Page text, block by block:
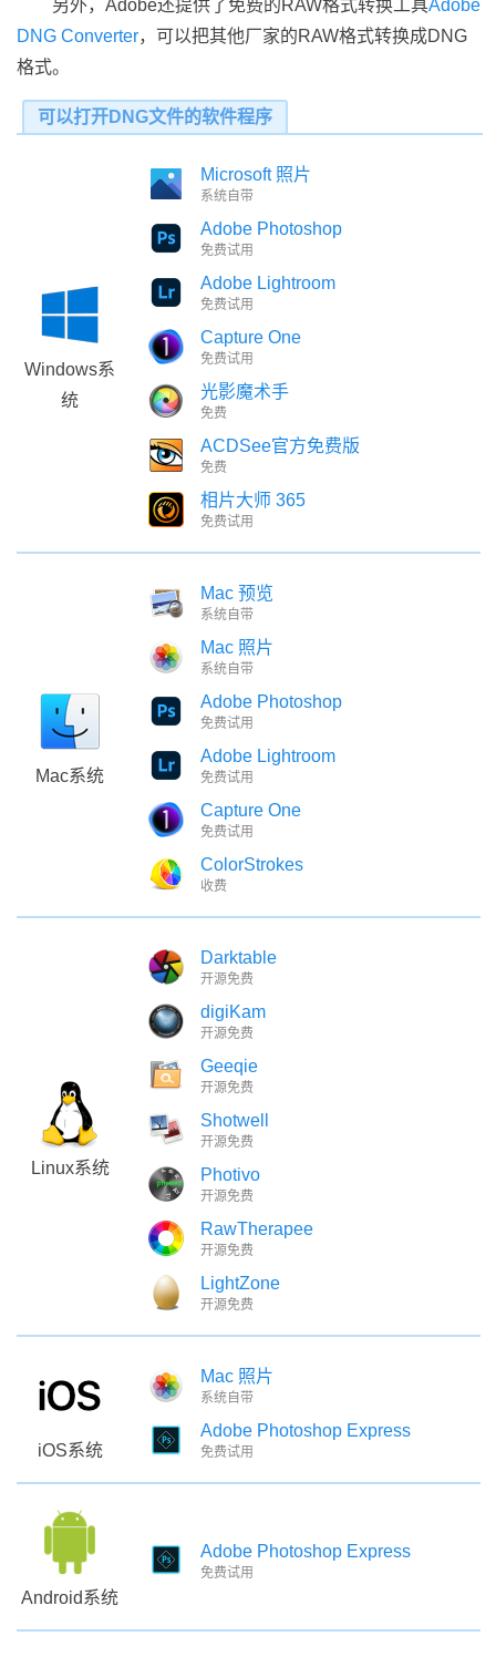
另外，Adobe还提供了免费的RAW格式转换工具Adobe
DNG Converter，可以把其他厂家的RAW格式转换成DNG
格式。
可以打开DNG文件的软件程序
Windows系
统
Microsoft 照片
系统自带
Adobe Photoshop
免费试用
Adobe Lightroom
免费试用
Capture One
免费试用
光影魔术手
免费
ACDSee官方免费版
免费
相片大师 365
免费试用
Mac系统
Mac 预览
系统自带
Mac 照片
系统自带
Adobe Photoshop
免费试用
Adobe Lightroom
免费试用
Capture One
免费试用
ColorStrokes
收费
Linux系统
Darktable
开源免费
digiKam
开源免费
Geeqie
开源免费
Shotwell
开源免费
Photivo
开源免费
RawTherapee
开源免费
LightZone
开源免费
iOS系统
Mac 照片
系统自带
Adobe Photoshop Express
免费试用
Android系统
Adobe Photoshop Express
免费试用